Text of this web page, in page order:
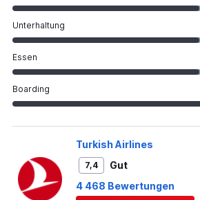
Unterhaltung
Essen
Boarding
Turkish Airlines
7,4
Gut
4 468 Bewertungen